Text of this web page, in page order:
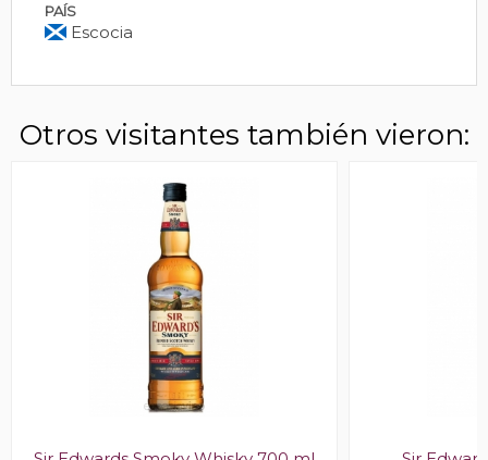
PAÍS
Escocia
Otros visitantes también vieron: